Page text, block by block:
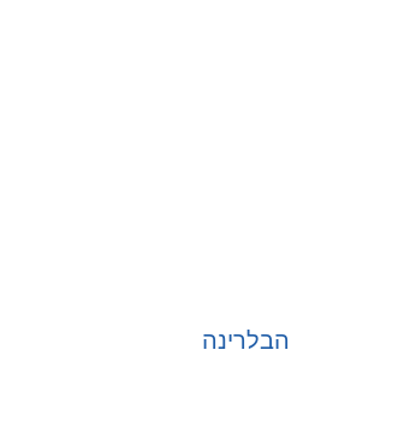
הבלרינה